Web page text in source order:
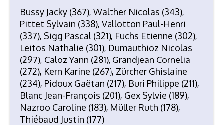
Bussy Jacky (367), Walther Nicolas (343),
Pittet Sylvain (338), Vallotton Paul-Henri
(337), Sigg Pascal (321), Fuchs Etienne (302),
Leitos Nathalie (301), Dumauthioz Nicolas
(297), Caloz Yann (281), Grandjean Cornelia
(272), Kern Karine (267), Zürcher Ghislaine
(234), Pidoux Gaëtan (217), Buri Philippe (211),
Blanc Jean-François (201), Gex Sylvie (189),
Nazroo Caroline (183), Müller Ruth (178),
Thiébaud Justin (177)